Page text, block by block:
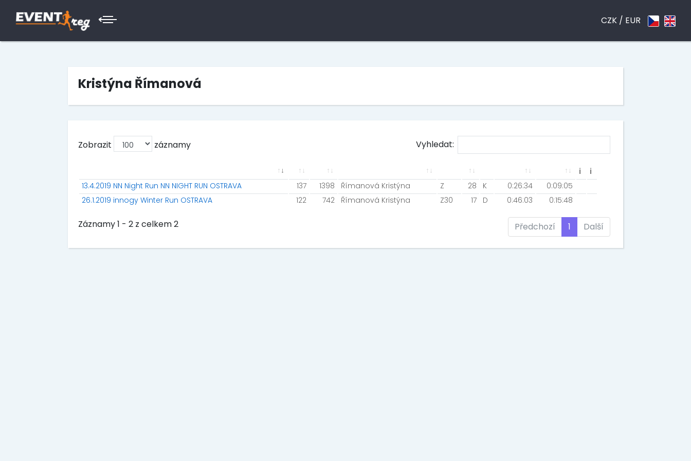
CZK / EUR
Kristýna Římanová
Zobrazit záznamy Vyhledat:
ℹ
ℹ
13.4.2019 NN Night Run NN NIGHT RUN OSTRAVA
137 1398 Římanová Kristýna Z 28 K 0:26:34
0:09:05
26.1.2019 innogy Winter Run OSTRAVA
122 742 Římanová Kristýna Z30 17 D 0:46:03 0:15:48
Záznamy 1 - 2 z celkem 2 Předchozí 1 Další